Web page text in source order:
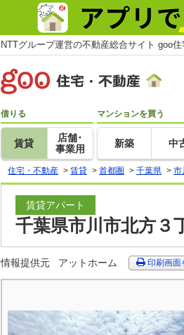
NTTグループ運営の不動産総合サイト goo
借りる
賃貸
店舗･
事業用
マンションを買う
新築 中
住宅・不動産 > 賃貸 > 首都圏 > 千葉県 > 市
賃貸アパート
千葉県市川市北方３
情報提供元 アットホーム 印刷画面